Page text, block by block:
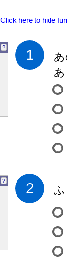
Click here to hide
? 1
あ
? 2